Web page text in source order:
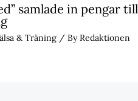
samlade in pengar till
& Träning/ ByRedaktionen